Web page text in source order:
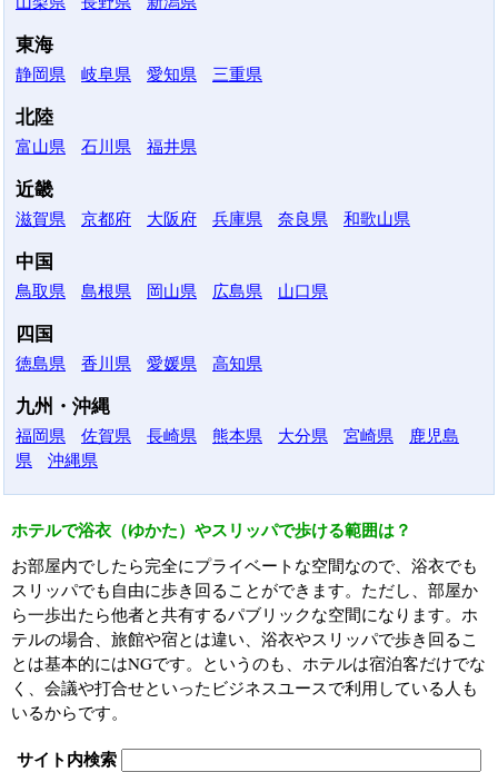
東海
静岡県 岐阜県 愛知県 三重県
北陸
富山県 石川県 福井県
近畿
滋賀県 京都府 大阪府 兵庫県 奈良県 和歌山県
中国
鳥取県 島根県 岡山県 広島県 山口県
四国
徳島県 香川県 愛媛県 高知県
九州・沖縄
福岡県 佐賀県 長崎県 熊本県 大分県 宮崎県
鹿児島
県
沖縄県
ホテルで浴衣（ゆかた）やスリッパで歩ける範囲は？
お部屋内でしたら完全にプライベートな空間なので、浴衣でも
スリッパでも自由に歩き回ることができます。ただし、部屋か
ら一歩出たら他者と共有するパブリックな空間になります。ホ
テルの場合、旅館や宿とは違い、浴衣やスリッパで歩き回るこ
とは基本的にはNGです。というのも、ホテルは宿泊客だけでな
く、会議や打合せといったビジネスユースで利用している人も
いるからです。
サイト内検索